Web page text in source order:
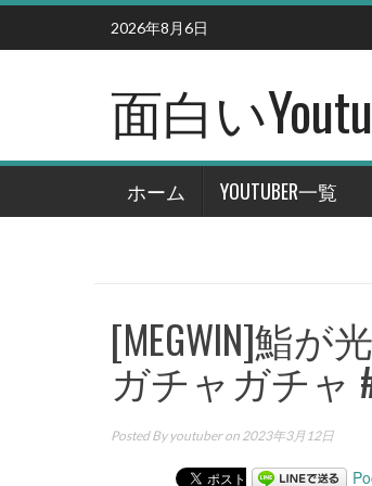
Skip
content
2026年8月6日
面白い
ホーム YOUTUBER一覧
[MEGWIN]鮨
ガチャガチ
Posted By youtuberon 2023年3月12日